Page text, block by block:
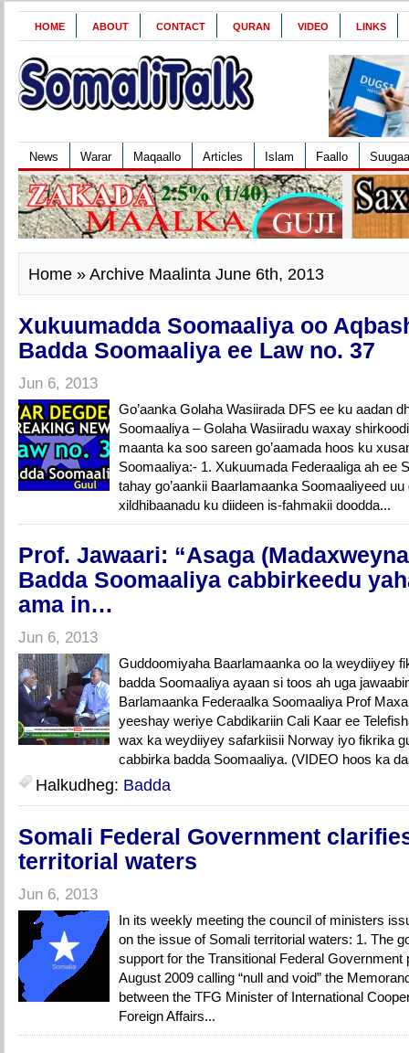
HOME ABOUT CONTACT QURAN VIDEO LINKS
News Warar Maqaallo Articles Islam Faallo
Home » Archive Maalinta June 6th, 2013
Xukuumadda Soomaaliya oo
Badda Soomaaliya ee Law no. 37
Jun 6, 2013
Go’aanka Golaha Wasiirada DFS ee ku aadan
Soomaaliya – Golaha Wasiiradu waxay
maanta ka soo sareen go’aamada hoos ku
Soomaaliya:- 1. Xukuumada Federaaliga ah ee
tahay go’aankii Baarlamaanka Soomaaliyeed
xildhibaanadu ku diideen is-fahmakii doodda...
Prof. Jawaari: “Asaga
Badda Soomaaliya cabbirkeedu
ama in…
Jun 6, 2013
Guddoomiyaha Baarlamaanka oo la weydiiyey
badda Soomaaliya ayaan si toos ah uga
Barlamaanka Federaalka Soomaaliya Prof
yeeshay weriye Cabdikariin Cali Kaar ee
wax ka weydiiyey safarkiisii Norway iyo fikrika
cabbirka badda Soomaaliya. (VIDEO hoos ka
Halkudheg: Badda
Somali Federal Government
territorial waters
Jun 6, 2013
In its weekly meeting the council of ministers
on the issue of Somali territorial waters: 1. The
support for the Transitional Federal Government
August 2009 calling “null and void” the
between the TFG Minister of International
Foreign Affairs...